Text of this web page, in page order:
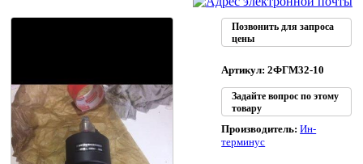
Позвонить для запроса
цены
Артикул: 2ФГМ32-10
Задайте вопрос по этому
товару
Производитель:Ин-
терминус